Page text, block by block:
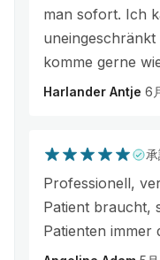
man sofort. Ich
komme gerne
Harlander Antje 6
Professionell,
Patient braucht,
Patienten immer